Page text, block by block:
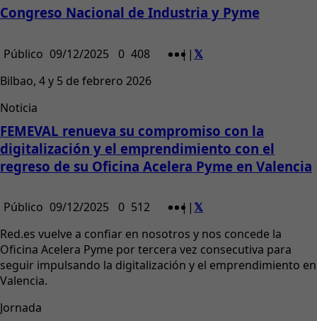
Congreso Nacional de Industria y Pyme
Público 09/12/2025 0 408 | |
Bilbao, 4 y 5 de febrero 2026
Noticia
FEMEVAL renueva su compromiso con la
digitalización y el emprendimiento con el
regreso de su Oficina Acelera Pyme en Valencia
Público 09/12/2025 0 512 | |
Red.es vuelve a confiar en nosotros y nos concede la
Oficina Acelera Pyme por tercera vez consecutiva para
seguir impulsando la digitalización y el emprendimiento en
Valencia.
Jornada